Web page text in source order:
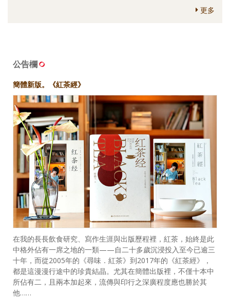
更多
公告欄
簡體新版。《紅茶經》
在我的長長飲食研究、寫作生涯與出版歷程裡，紅茶，始終是此
中格外佔有一席之地的一類——自二十多歲沉浸投入至今已逾三
十年，而從2005年的《尋味．紅茶》到2017年的《紅茶經》，
都是這漫漫行途中的珍貴結晶。尤其在簡體出版裡，不僅十本中
所佔有二，且兩本加起來，流傳與印行之深廣程度應也勝於其
他……